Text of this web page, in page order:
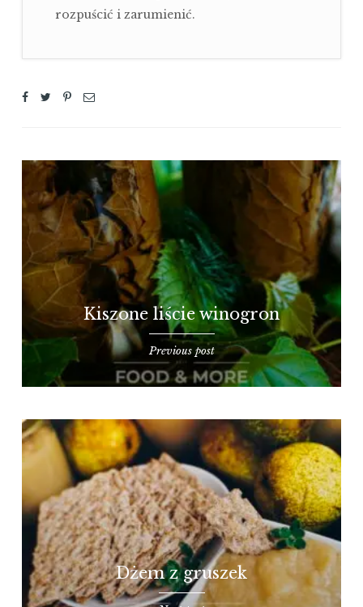
rozpuścić i zarumienić.
Kiszone liście winogron
Previous post
Dżem z gruszek